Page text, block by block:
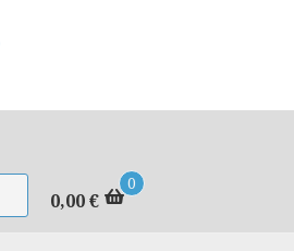
0,00€
0